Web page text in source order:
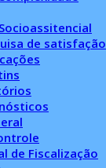
de satisfação
de Fiscalização